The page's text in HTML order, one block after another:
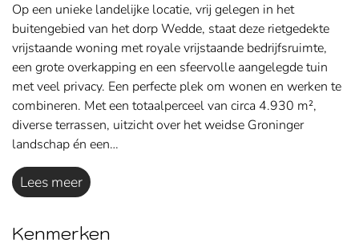
Op een unieke landelijke locatie, vrij gelegen in het
buitengebied van het dorp Wedde, staat deze rietgedekte
vrijstaande woning met royale vrijstaande bedrijfsruimte,
een grote overkapping en een sfeervolle aangelegde tuin
met veel privacy. Een perfecte plek om wonen en werken te
combineren. Met een totaalperceel van circa 4.930 m²,
diverse terrassen, uitzicht over het weidse Groninger
landschap én een…
Lees meer
Kenmerken